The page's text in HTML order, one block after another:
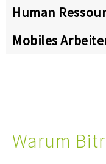
Human
Mobiles
Warum